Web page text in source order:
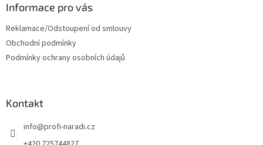
Informace pro vás
Reklamace/Odstoupení od smlouvy
Obchodní podmínky
Podmínky ochrany osobních údajů
Kontakt
info@profi-naradi.cz